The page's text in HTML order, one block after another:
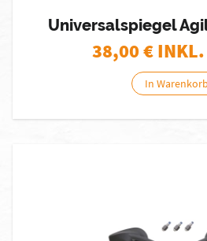
Universalspiegel
38,00€
In Warenkorb